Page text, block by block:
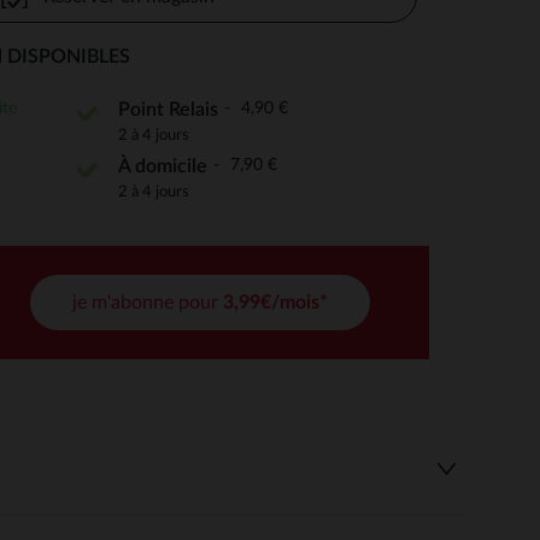
de confidentialité, en garantissant la conformité avec
Point Relais 4,90 €
2 à 4 jours
À domicile 7,90 €
2 à 4 jours
je m'abonne pour 3,99€/mois*